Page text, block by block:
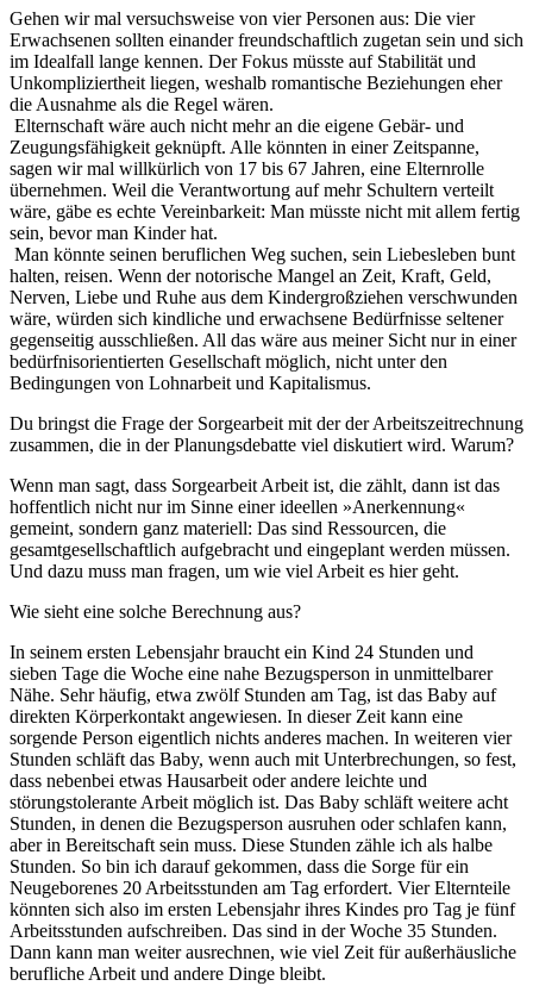
Gehen wir mal versuchsweise von vier Personen aus: Die vier
Erwachsenen sollten einander freundschaftlich zugetan sein und sich
im Idealfall lange kennen. Der Fokus müsste auf Stabilität und
Unkompliziertheit liegen, weshalb romantische Beziehungen eher
die Ausnahme als die Regel wären.
Elternschaft wäre auch nicht mehr an die eigene Gebär- und
Zeugungsfähigkeit geknüpft. Alle könnten in einer Zeitspanne,
sagen wir mal willkürlich von 17 bis 67 Jahren, eine Elternrolle
übernehmen. Weil die Verantwortung auf mehr Schultern verteilt
wäre, gäbe es echte Vereinbarkeit: Man müsste nicht mit allem fertig
sein, bevor man Kinder hat.
Man könnte seinen beruflichen Weg suchen, sein Liebesleben bunt
halten, reisen. Wenn der notorische Mangel an Zeit, Kraft, Geld,
Nerven, Liebe und Ruhe aus dem Kindergroßziehen verschwunden
wäre, würden sich kindliche und erwachsene Bedürfnisse seltener
gegenseitig ausschließen. All das wäre aus meiner Sicht nur in einer
bedürfnis­orientierten Gesellschaft möglich, nicht unter den
Bedingungen von Lohnarbeit und Kapitalismus.
Du bringst die Frage der Sorgearbeit mit der der Arbeitszeitrechnung
zusammen, die in der Planungsdebatte viel diskutiert wird. Warum?
Wenn man sagt, dass Sorgearbeit Arbeit ist, die zählt, dann ist das
hoffentlich nicht nur im Sinne einer ideellen »Anerkennung«
gemeint, sondern ganz materiell: Das sind Ressourcen, die
gesamtgesellschaftlich aufgebracht und eingeplant werden müssen.
Und dazu muss man fragen, um wie viel Arbeit es hier geht.
Wie sieht eine solche Berechnung aus?
In seinem ersten Lebensjahr braucht ein Kind 24 Stunden und
sieben Tage die Woche eine nahe Bezugsperson in unmittelbarer
Nähe. Sehr häufig, etwa zwölf Stunden am Tag, ist das Baby auf
direkten Körperkontakt angewiesen. In dieser Zeit kann eine
sorgende Person eigentlich nichts anderes machen. In weiteren vier
Stunden schläft das Baby, wenn auch mit Unterbrechungen, so fest,
dass nebenbei etwas Hausarbeit oder andere leichte und
störungstolerante Arbeit möglich ist. Das Baby schläft weitere acht
Stunden, in denen die Bezugsperson ausruhen oder schlafen kann,
aber in Bereitschaft sein muss. Diese Stunden zähle ich als halbe
Stunden. So bin ich darauf gekommen, dass die Sorge für ein
Neugeborenes 20 Arbeitsstunden am Tag erfordert. Vier Elternteile
könnten sich also im ersten Lebensjahr ihres Kindes pro Tag je fünf
Arbeitsstunden aufschreiben. Das sind in der Woche 35 Stunden.
Dann kann man weiter ausrechnen, wie viel Zeit für außerhäusliche
berufliche Arbeit und andere Dinge bleibt.